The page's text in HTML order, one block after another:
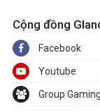
Cộng đồng
Facebook
Youtube
Group Gaming